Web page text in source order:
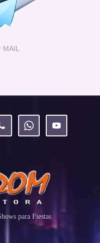
MAIL
para Fiestas